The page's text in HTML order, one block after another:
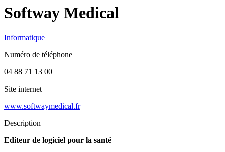
Softway Medical
Informatique
Numéro de téléphone
04 88 71 13 00
Site internet
www.softwaymedical.fr
Description
Editeur de logiciel pour la santé